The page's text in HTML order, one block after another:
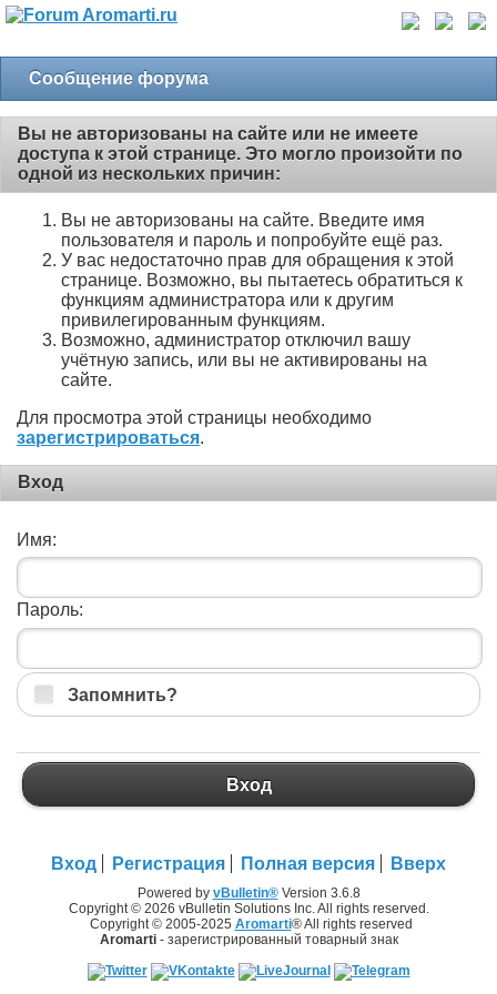
Сообщение форума
Вы не авторизованы на сайте или не имеете
доступа к этой странице. Это могло произойти по
одной из нескольких причин:
Вы не авторизованы на сайте. Введите имя
пользователя и пароль и попробуйте ещё раз.
У вас недостаточно прав для обращения к этой
странице. Возможно, вы пытаетесь обратиться к
функциям администратора или к другим
привилегированным функциям.
Возможно, администратор отключил вашу
учётную запись, или вы не активированы на
сайте.
Для просмотра этой страницы необходимо
зарегистрироваться.
Вход
Имя:
Пароль:
Запомнить?
Вход
Вход Регистрация Полная версия Вверх
Powered by vBulletin®Version 3.6.8
Copyright © 2026 vBulletin Solutions Inc. All rights reserved.
Copyright © 2005-2025 Aromarti® All rights reserved
Aromarti- зарегистрированный товарный знак